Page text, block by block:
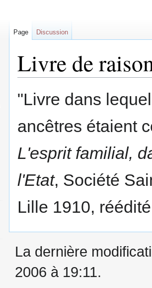
Livre de
navigation
recherche
"Livre dans
ancêtres étaient
L'esprit familial,
l'Etat, Société
Lille 1910,
Page Discussion
La dernière
2006 à 19:11.